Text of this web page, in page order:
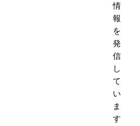
情
報
を
発
信
し
て
い
ま
す